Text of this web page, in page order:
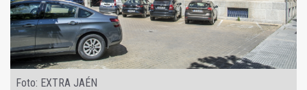
Foto: EXTRA JAÉN